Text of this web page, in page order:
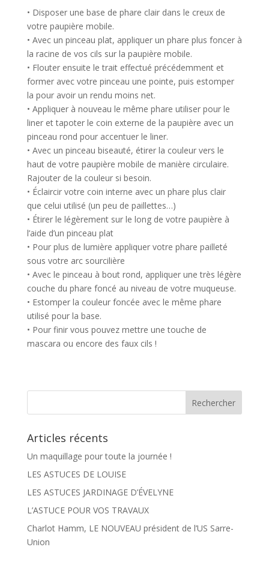
• Disposer une base de phare clair dans le creux de
votre paupière mobile.
• Avec un pinceau plat, appliquer un phare plus foncer à
la racine de vos cils sur la paupière mobile.
• Flouter ensuite le trait effectué précédemment et
former avec votre pinceau une pointe, puis estomper
la pour avoir un rendu moins net.
• Appliquer à nouveau le même phare utiliser pour le
liner et tapoter le coin externe de la paupière avec un
pinceau rond pour accentuer le liner.
• Avec un pinceau biseauté, étirer la couleur vers le
haut de votre paupière mobile de manière circulaire.
Rajouter de la couleur si besoin.
• Éclaircir votre coin interne avec un phare plus clair
que celui utilisé (un peu de paillettes…)
• Étirer le légèrement sur le long de votre paupière à
l’aide d’un pinceau plat
• Pour plus de lumière appliquer votre phare pailleté
sous votre arc sourcilière
• Avec le pinceau à bout rond, appliquer une très légère
couche du phare foncé au niveau de votre muqueuse.
• Estomper la couleur foncée avec le même phare
utilisé pour la base.
• Pour finir vous pouvez mettre une touche de
mascara ou encore des faux cils !
Articles récents
Un maquillage pour toute la journée !
LES ASTUCES DE LOUISE
LES ASTUCES JARDINAGE D’ÉVELYNE
L’ASTUCE POUR VOS TRAVAUX
Charlot Hamm, LE NOUVEAU président de l’US Sarre-
Union